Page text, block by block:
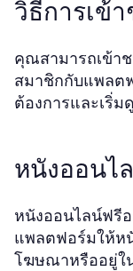
วิธีการเข้
คุณสามารถเข้า
สมาชิกกับแพลต
ต้องการและเริ่ม
หนังออนไ
หนังออนไลน์ฟรี
แพลตฟอร์มให้ห
โฆษณาหรืออยู่